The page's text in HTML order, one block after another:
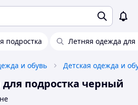
подростка Летняя одежда для
и обувь Детская одежда и
подростка черный